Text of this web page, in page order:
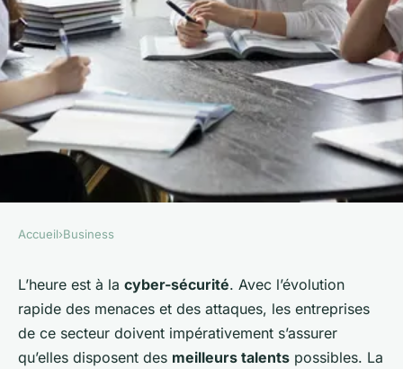
Comment optimiser la gestion
des talents dans une
entreprise de cyber-sécurité?
Accueil›Business
L’heure est à la cyber-sécurité. Avec l’évolution
rapide des menaces et des attaques, les entreprises
de ce secteur doivent impérativement s’assurer
qu’elles disposent des meilleurs talents possibles. La